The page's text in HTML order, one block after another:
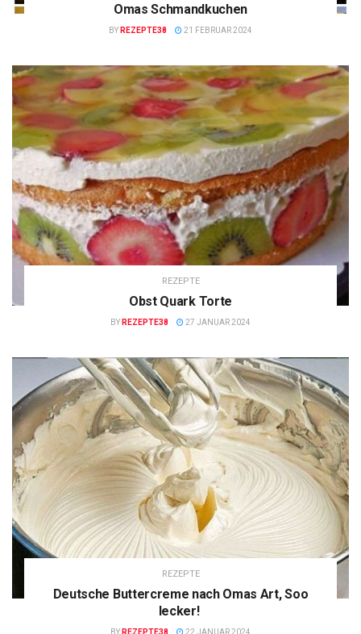
Omas Schmandkuchen
BY REZEPTE38 21 FEBRUAR 2024
REZEPTE
Obst Quark Torte
BY REZEPTE38 27 JANUAR 2024
REZEPTE
Deutsche Buttercreme nach Omas Art, Soo
lecker!
BY REZEPTE38 22 JANUAR 2024